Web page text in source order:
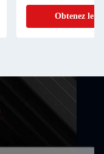
irrigation
Obtenez le